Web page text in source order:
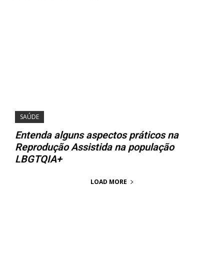
SAÚDE
Entenda alguns aspectos práticos na
Reprodução Assistida na população
LBGTQIA+
LOAD MORE